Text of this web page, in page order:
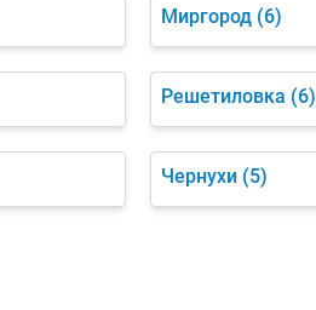
Миргород (6)
Решетиловка (6)
Чернухи (5)